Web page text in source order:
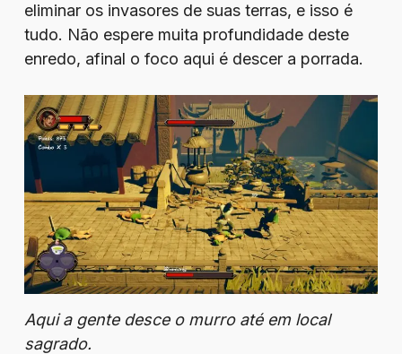
eliminar os invasores de suas terras, e isso é
tudo. Não espere muita profundidade deste
enredo, afinal o foco aqui é descer a porrada.
Aqui a gente desce o murro até em local
sagrado.